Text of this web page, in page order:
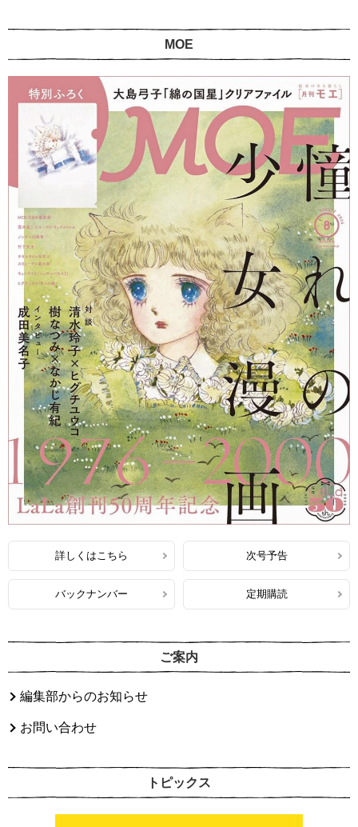
MOE
詳しくはこちら 次号予告
バックナンバー 定期購読
ご案内
編集部からのお知らせ
お問い合わせ
トピックス